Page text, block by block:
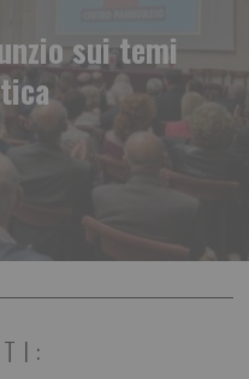
sui temi